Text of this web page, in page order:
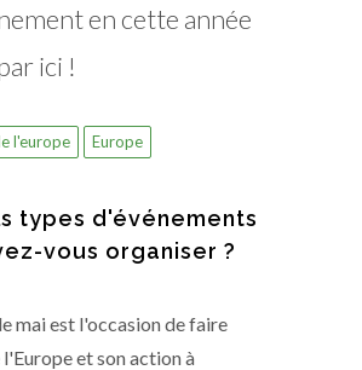
en cette année
ici !
l'europe Europe
types d'événements
vous organiser ?
mai est l'occasion de faire
et son action à